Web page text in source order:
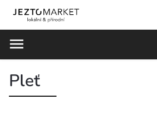
Pleť